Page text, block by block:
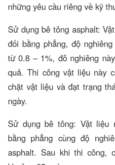
những yêu cầu riêng về kỹ
Sử dụng bê tông asphalt:
đối bằng phẳng, độ
từ 0.8 – 1%, đô nghiêng
quả. Thi công vật liệu này
chặt vật liệu và đạt trạng
ngày.
Sử dụng bê tông: Vật liệu
bằng phẳng cùng độ
asphalt. Sau khi thi công,